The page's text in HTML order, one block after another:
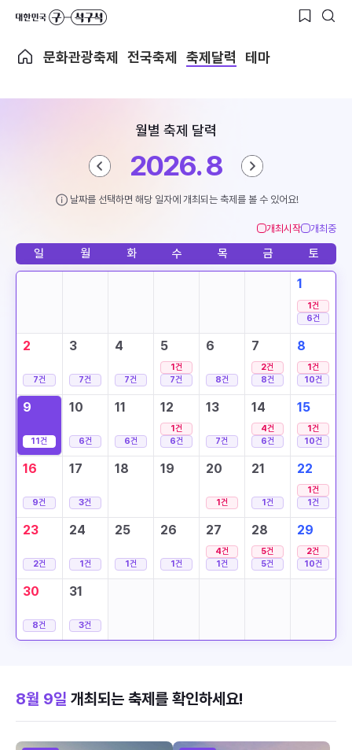
문화관광축제 전국축제 축제달력 테마
월별 축제 달력
2026. 8
날짜를 선택하면 해당 일자에 개최되는 축제를 볼 수 있어요!
개최시작 개최중
일 월 화 수 목 금 토
1
1건
6건
2
7건
3
7건
4
7건
5
1건
7건
6
8건
7
2건
8건
8
1건
10건
9
11건
10
6건
11
6건
12
1건
6건
13
7건
14
4건
6건
15
1건
10건
16
9건
17
3건
18 19 20
1건
21
1건
22
1건
1건
23
2건
24
1건
25
1건
26
1건
27
4건
1건
28
5건
5건
29
2건
10건
30
8건
31
3건
8월 9일 개최되는 축제를 확인하세요!